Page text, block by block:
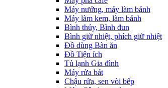
Máy nướng, máy làm bánh
Máy làm kem, làm bánh
Bình thủy, Bình đun
Bình giữ nhiệt, phích giữ nhiệt
Đồ dùng Bàn ăn
Đồ Tiện ích
Tủ lạnh Gia đình
Máy rửa bát
Chậu rửa, sen vòi bếp